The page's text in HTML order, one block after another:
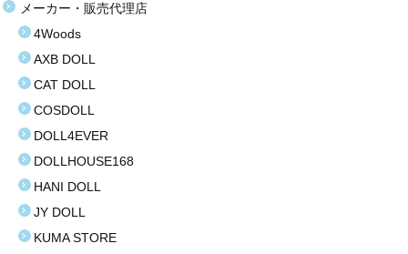
メーカー・販売代理店
4Woods
AXB DOLL
CAT DOLL
COSDOLL
DOLL4EVER
DOLLHOUSE168
HANI DOLL
JY DOLL
KUMA STORE